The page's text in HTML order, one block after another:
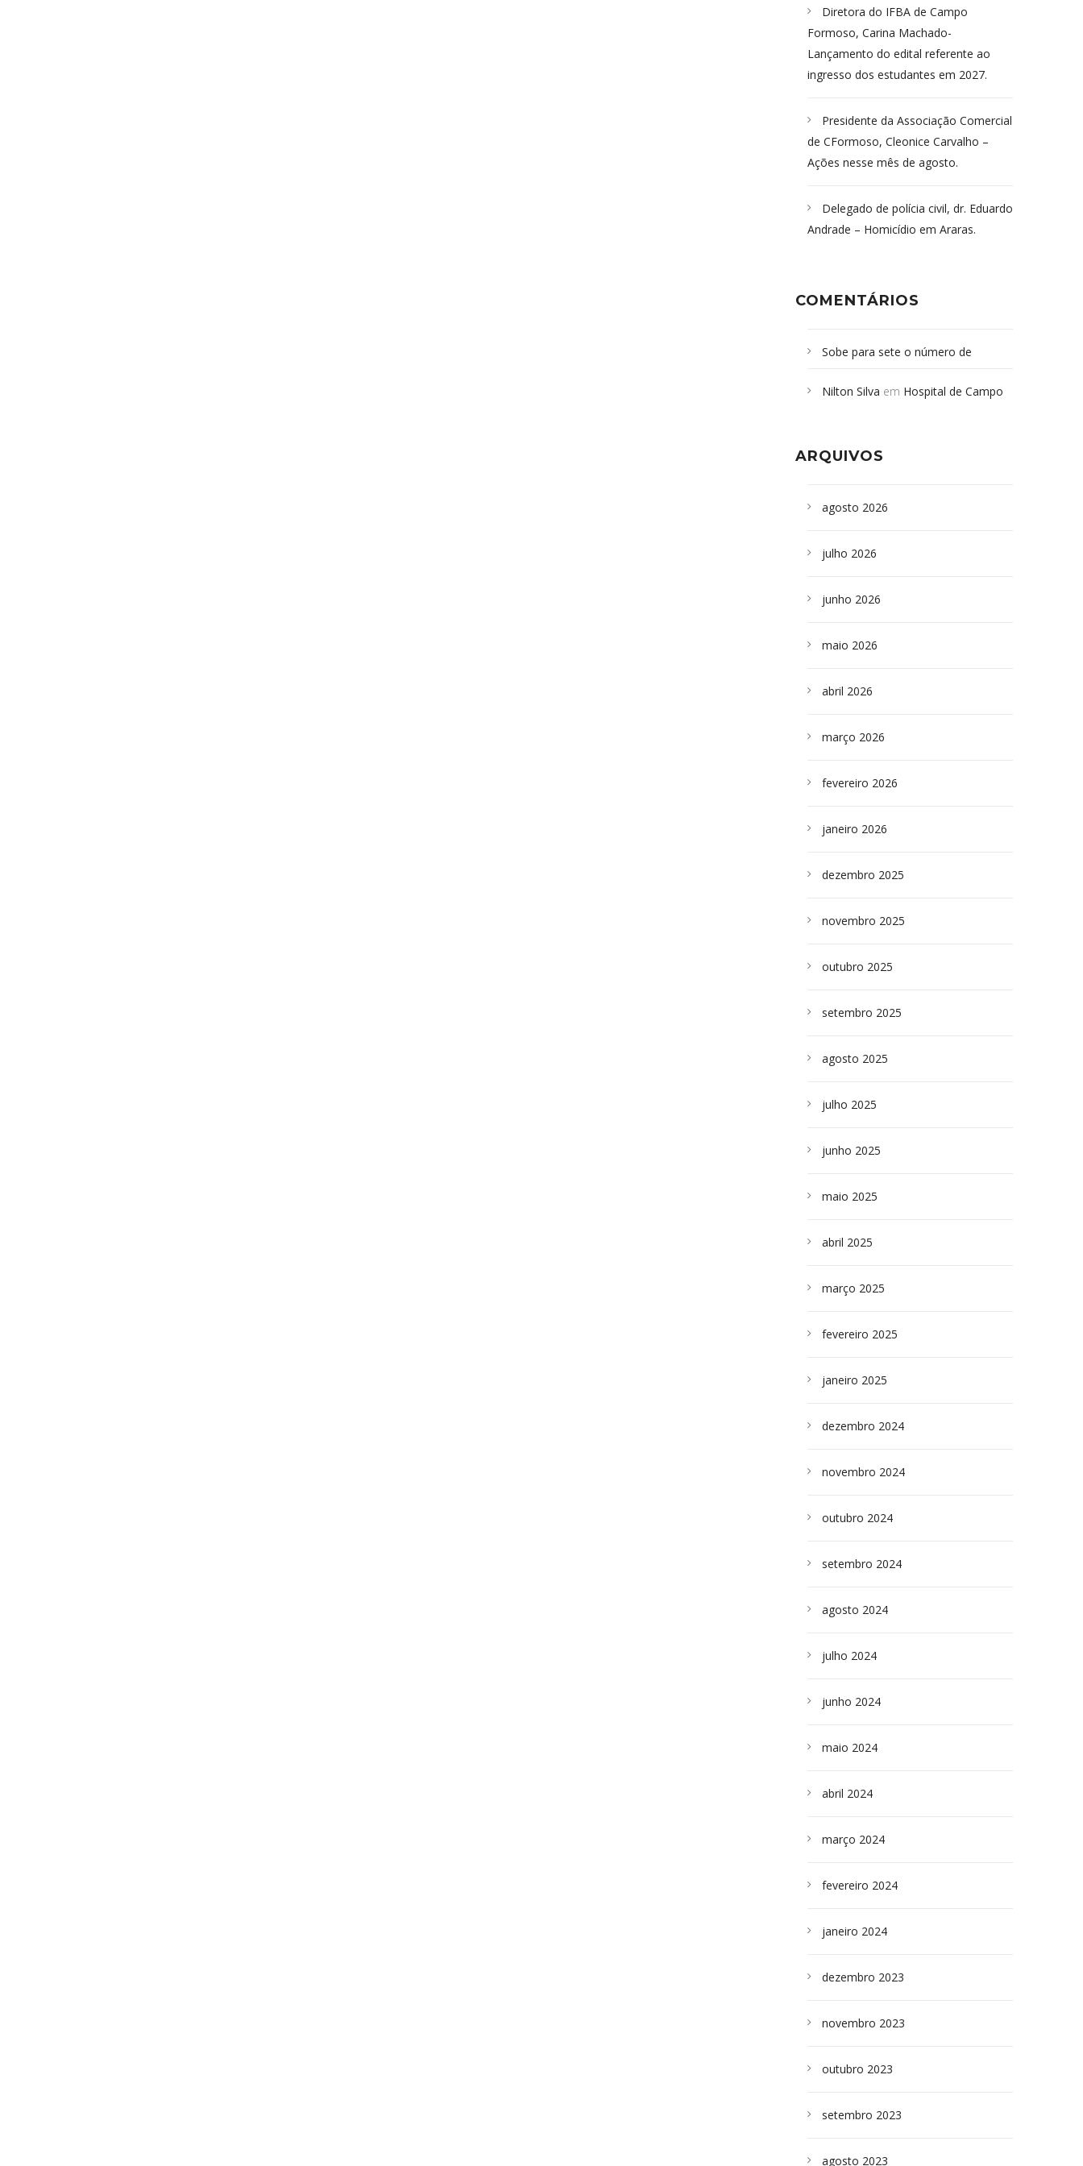
Diretora do IFBA de Campo
Formoso, Carina Machado-
Lançamento do edital referente ao
ingresso dos estudantes em 2027.
Presidente da Associação Comercial
de CFormoso, Cleonice Carvalho –
Ações nesse mês de agosto.
Delegado de polícia civil, dr. Eduardo
Andrade – Homicídio em Araras.
COMENTÁRIOS
Sobe para sete o número de
desabamento em São Paulo - Revista
sepultados em SP
Nilton Silva em Hospital de Campo
ARQUIVOS
agosto 2026
julho 2026
junho 2026
maio 2026
abril 2026
março 2026
fevereiro 2026
janeiro 2026
dezembro 2025
novembro 2025
outubro 2025
setembro 2025
agosto 2025
julho 2025
junho 2025
maio 2025
abril 2025
março 2025
fevereiro 2025
janeiro 2025
dezembro 2024
novembro 2024
outubro 2024
setembro 2024
agosto 2024
julho 2024
junho 2024
maio 2024
abril 2024
março 2024
fevereiro 2024
janeiro 2024
dezembro 2023
novembro 2023
outubro 2023
setembro 2023
agosto 2023